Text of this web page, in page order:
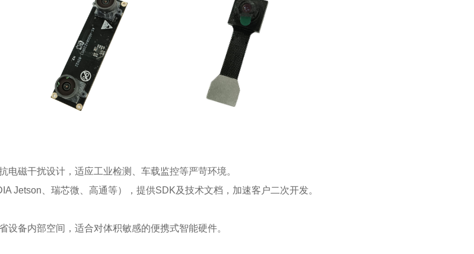
磁干扰设计，适应工业检测、车载监控等严苛环境。
Jetson、瑞芯微、高通等），提供SDK及技术文档，加速客户二次开发。
设备内部空间，适合对体积敏感的便携式智能硬件。